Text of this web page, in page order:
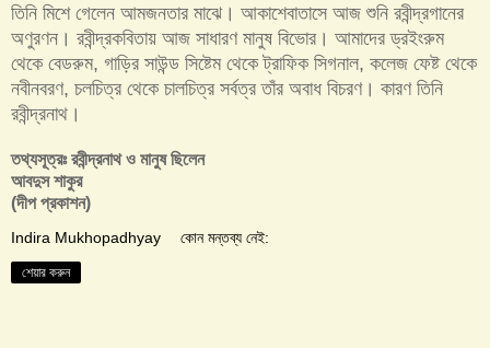
তিনি মিশে গেলেন আমজনতার মাঝে। আকাশেবাতাসে আজ শুনি রবীন্দ্রগানের
অণুরণন। রবীন্দ্রকবিতায় আজ সাধারণ মানুষ বিভোর। আমাদের ড্র‌ইংরুম
থেকে বেডরুম, গাড়ির সাউন্ড সিষ্টেম থেকে ট্রাফিক সিগনাল, কলেজ ফেষ্ট থেকে
নবীনবরণ, চলচিত্র থেকে চালচিত্র সর্বত্র তাঁর অবাধ বিচরণ। কারণ তিনি
রবীন্দ্রনাথ।
তথ্যসূত্রঃ রবীন্দ্রনাথ ও মানুষ ছিলেন
আবদুস শাকুর
(দীপ প্রকাশন)
Indira Mukhopadhyay কোন মন্তব্য নেই:
শেয়ার করুন